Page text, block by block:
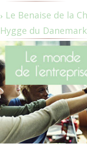
Le Benaise de la
Hygge du